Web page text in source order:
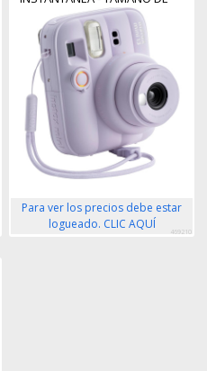
IMAGEN 62X46MM - FLASH
AUTO - EXPOSICION
AUTOMATICA - MINI ESPEJO
PARA SELFIES - MODO PRIMER
PLANO
Para ver los precios debe estar
logueado. CLIC AQUÍ
469210